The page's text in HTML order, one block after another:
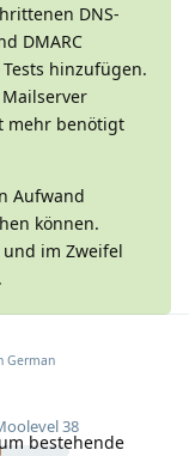
DNS-
DMARC
hinzufügen.
mehr benötigt
Aufwand
können.
im Zweifel
38
German
bestehende